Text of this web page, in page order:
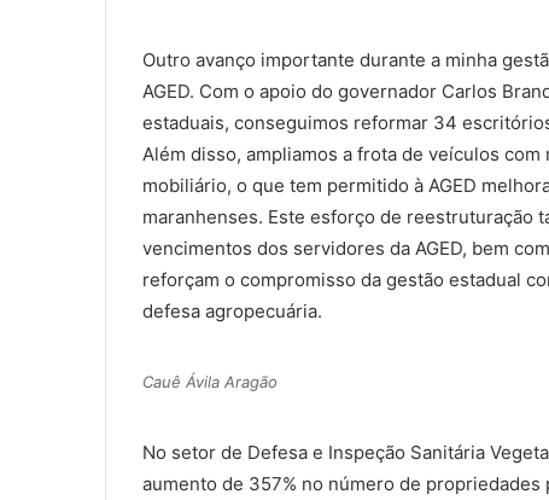
Outro avanço importante durante a minha
AGED. Com o apoio do governador Carlos
estaduais, conseguimos reformar 34
Além disso, ampliamos a frota de veículos
mobiliário, o que tem permitido à AGED
maranhenses. Este esforço de reestruturação
vencimentos dos servidores da AGED, bem
reforçam o compromisso da gestão estadual
defesa agropecuária.
Cauê Ávila Aragão
No setor de Defesa e Inspeção Sanitária
aumento de 357% no número de